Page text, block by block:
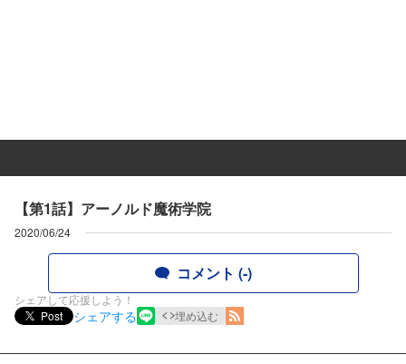
【第1話】アーノルド魔術学院
2020/06/24
コメント (-)
シェアして応援しよう！
Post
シェアする 埋め込む